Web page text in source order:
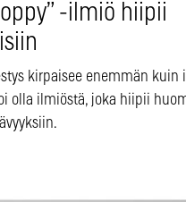
-ilmiö hiipii
kirpaisee enemmän kuin
olla ilmiöstä, joka hiipii